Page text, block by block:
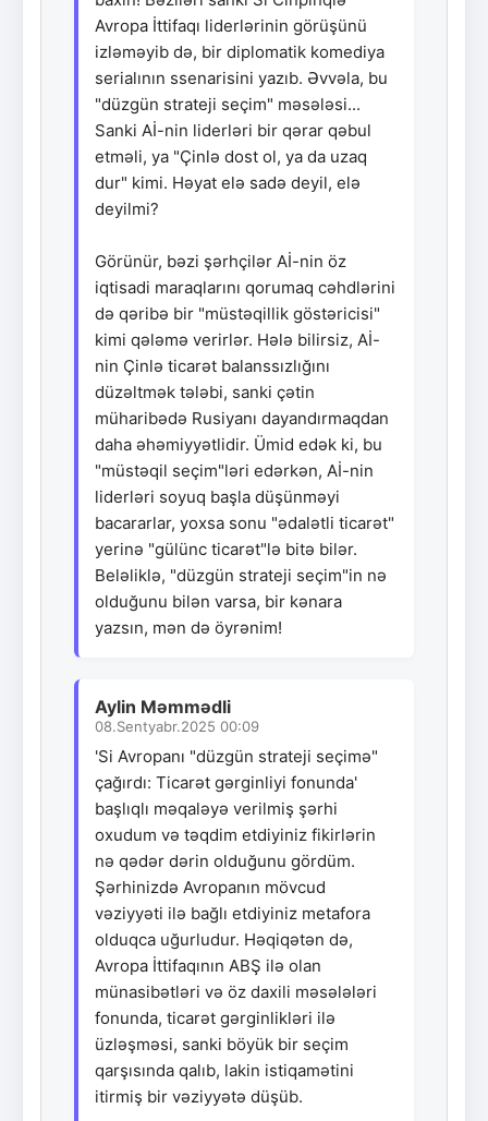
Avropa İttifaqı liderlərinin görüşünü
izləməyib də, bir diplomatik komediya
serialının ssenarisini yazıb. Əvvəla, bu
"düzgün strateji seçim" məsələsi...
Sanki Aİ-nin liderləri bir qərar qəbul
etməli, ya "Çinlə dost ol, ya da uzaq
dur" kimi. Həyat elə sadə deyil, elə
deyilmi?
Görünür, bəzi şərhçilər Aİ-nin öz
iqtisadi maraqlarını qorumaq cəhdlərini
də qəribə bir "müstəqillik göstəricisi"
kimi qələmə verirlər. Hələ bilirsiz, Aİ-
nin Çinlə ticarət balanssızlığını
düzəltmək tələbi, sanki çətin
müharibədə Rusiyanı dayandırmaqdan
daha əhəmiyyətlidir. Ümid edək ki, bu
"müstəqil seçim"ləri edərkən, Aİ-nin
liderləri soyuq başla düşünməyi
bacararlar, yoxsa sonu "ədalətli ticarət"
yerinə "gülünc ticarət"lə bitə bilər.
Beləliklə, "düzgün strateji seçim"in nə
olduğunu bilən varsa, bir kənara
yazsın, mən də öyrənim!
Aylin Məmmədli
08.Sentyabr.2025 00:09
'Si Avropanı "düzgün strateji seçimə"
çağırdı: Ticarət gərginliyi fonunda'
başlıqlı məqaləyə verilmiş şərhi
oxudum və təqdim etdiyiniz fikirlərin
nə qədər dərin olduğunu gördüm.
Şərhinizdə Avropanın mövcud
vəziyyəti ilə bağlı etdiyiniz metafora
olduqca uğurludur. Həqiqətən də,
Avropa İttifaqının ABŞ ilə olan
münasibətləri və öz daxili məsələləri
fonunda, ticarət gərginlikləri ilə
üzləşməsi, sanki böyük bir seçim
qarşısında qalıb, lakin istiqamətini
itirmiş bir vəziyyətə düşüb.